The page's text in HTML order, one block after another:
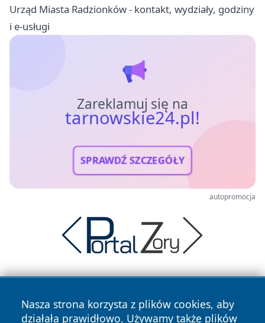
Urząd Miasta Radzionków - kontakt, wydziały, godziny
i e-usługi
Zareklamuj się na
tarnowskie24.pl!
SPRAWDŹ SZCZEGÓŁY
autopromocja
Nasza strona korzysta z plików cookies, aby
działała prawidłowo. Używamy także plików